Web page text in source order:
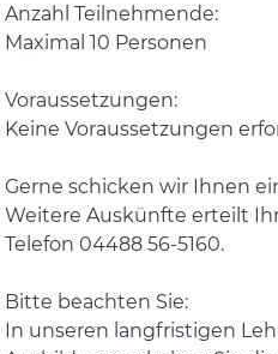
Anzahl Teilnehmende:
Maximal 10 Personen
Voraussetzungen:
Keine Voraussetzungen
Gerne schicken wir Ihnen
Weitere Auskünfte erteilt
Telefon 04488 56-5160.
Bitte beachten Sie:
In unseren langfristigen